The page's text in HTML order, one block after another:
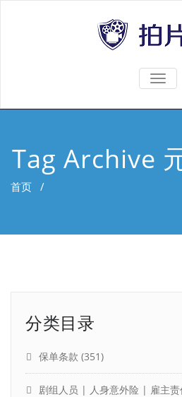
Tag Archive
首页 /
分类目录
保单条款 (351)
剧组人员 | 人身意外险 | 雇主责